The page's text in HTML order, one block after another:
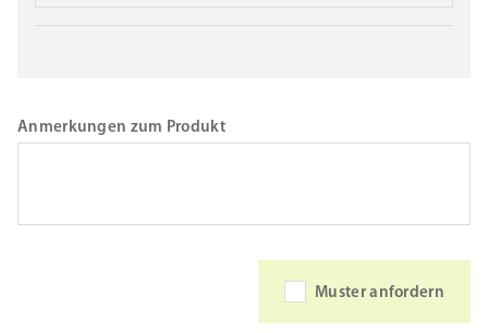
Anmerkungen zum Produkt
Muster anfordern